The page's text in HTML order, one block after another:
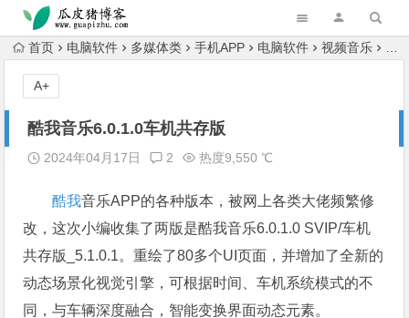
跳转到主内容
首页 电脑软件 多媒体类 手机APP 电脑软件 视频音乐
酷我音乐6.0.1.0车机共存版
2024年04月17日 2 热度9,550 ℃
酷我音乐APP的各种版本，被网上各类大佬频繁修
改，这次小编收集了两版是酷我音乐6.0.1.0 SVIP/车机
共存版_5.1.0.1。重绘了80多个UI页面，并增加了全新的
动态场景化视觉引擎，可根据时间、车机系统模式的不
同，与车辆深度融合，智能变换界面动态元素。
A+